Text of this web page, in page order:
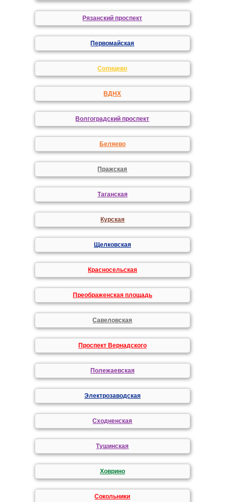
Рязанский проспект
Первомайская
Солнцево
ВДНХ
Волгоградский проспект
Беляево
Пражская
Таганская
Курская
Щелковская
Красносельская
Преображенская площадь
Савеловская
Проспект Вернадского
Полежаевская
Электрозаводская
Сходненская
Тушинская
Ховрино
Сокольники